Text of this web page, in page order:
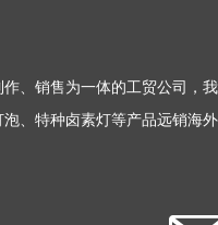
、销售为一体的工贸公司，
、特种卤素灯等产品远销海